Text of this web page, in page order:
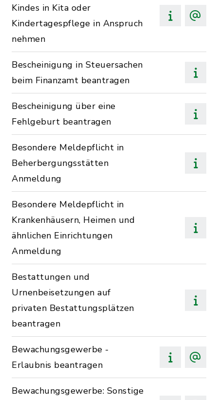
Kindes in Kita oder
Kindertagespflege in Anspruch
nehmen
Bescheinigung in Steuersachen
beim Finanzamt beantragen
Bescheinigung über eine
Fehlgeburt beantragen
Besondere Meldepflicht in
Beherbergungsstätten
Anmeldung
Besondere Meldepflicht in
Krankenhäusern, Heimen und
ähnlichen Einrichtungen
Anmeldung
Bestattungen und
Urnenbeisetzungen auf
privaten Bestattungsplätzen
beantragen
Bewachungsgewerbe -
Erlaubnis beantragen
Bewachungsgewerbe: Sonstige